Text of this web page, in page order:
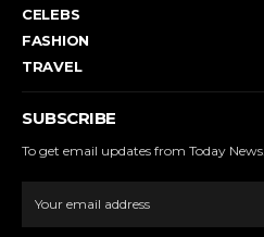
CELEBS
FASHION
TRAVEL
SUBSCRIBE
To get email updates from Today News.